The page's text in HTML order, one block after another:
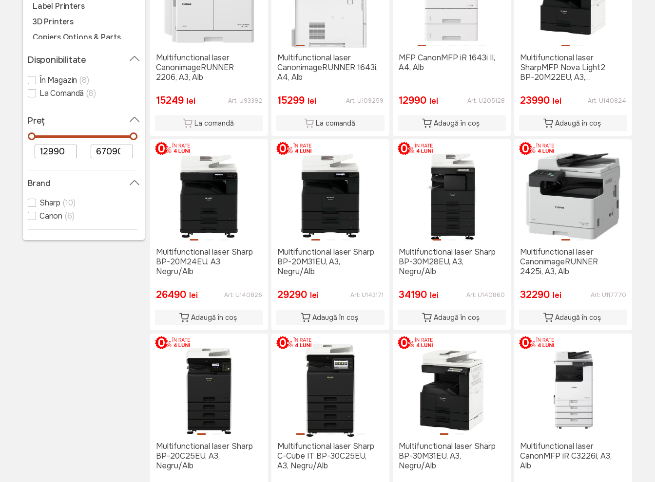
Label Printers
3D Printers
Copiers Options & Parts
Disponibilitate
În Magazin (8)
La Comandă (8)
Preț
Brand
Sharp (10)
Canon (6)
Multifunctional laser
CanonimageRUNNER
2206, A3, Alb
15249 lei Art: U93392
La comandă
Multifunctional laser
CanonimageRUNNER 1643i,
A4, Alb
15299 lei Art: U109259
La comandă
MFP CanonMFP iR 1643i II,
A4, Alb
12990 lei Art: U205128
Adaugă în coș
Multifunctional laser
SharpMFP Nova Light2
BP-20M22EU, A3,
23990 lei Art: U140824
Adaugă în coș
Multifunctional laser Sharp
BP-20M24EU, A3,
Negru/Alb
26490 lei Art: U140826
Adaugă în coș
Multifunctional laser Sharp
BP-20M31EU, A3,
Negru/Alb
29290 lei Art: U143171
Adaugă în coș
Multifunctional laser Sharp
BP-30M28EU, A3,
Negru/Alb
34190 lei Art: U140860
Adaugă în coș
Multifunctional laser
CanonimageRUNNER
2425i, A3, Alb
32290 lei Art: U117770
Adaugă în coș
Multifunctional laser Sharp
BP-20C25EU, A3,
Negru/Alb
Multifunctional laser Sharp
C-Cube IT BP-30C25EU,
A3, Negru/Alb
Multifunctional laser Sharp
BP-30M31EU, A3,
Negru/Alb
Multifunctional laser
CanonMFP iR C3226i, A3,
Alb